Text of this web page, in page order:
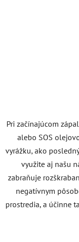
Pri začínajúcom
alebo SOS
vyrážku, ako
využite aj našu
zabraňuje
negatívnym
prostredia, a účinne